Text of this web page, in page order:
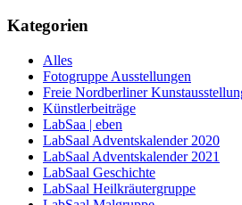
Kategorien
Alles
Fotogruppe Ausstellungen
Freie Nordberliner
Künstlerbeiträge
LabSaa | eben
LabSaal Adventskalender 2020
LabSaal Adventskalender 2021
LabSaal Geschichte
LabSaal Heilkräutergruppe